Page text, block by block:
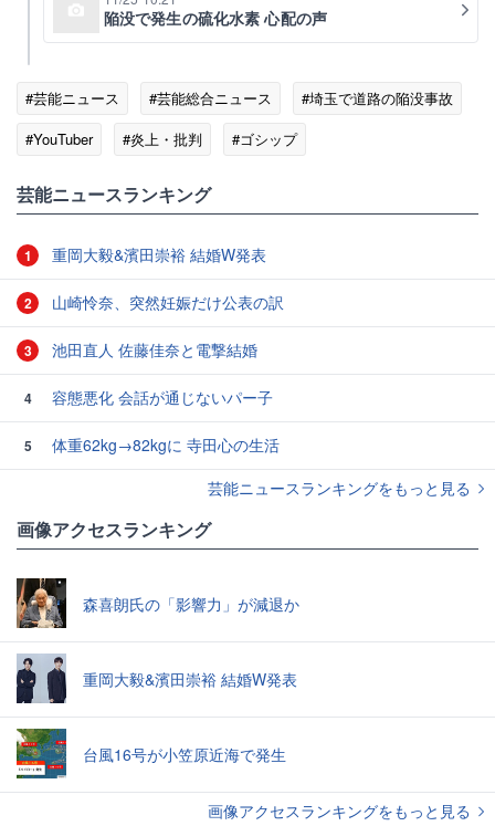
陥没で発生の硫化水素 心配の声
#芸能ニュース #芸能総合ニュース
#埼玉で道路の陥没事故
#YouTuber
#炎上・批判 #ゴシップ
芸能ニュースランキング
1 重岡大毅&濱田崇裕 結婚W発表
2 山崎怜奈、突然妊娠だけ公表の訳
3 池田直人 佐藤佳奈と電撃結婚
4 容態悪化 会話が通じないパー子
5
体重62kg→82kgに 寺田心の生活
芸能ニュースランキングをもっと見る
画像アクセスランキング
森喜朗氏の「影響力」が減退か
重岡大毅&濱田崇裕 結婚W発表
台風16号が小笠原近海で発生
画像アクセスランキングをもっと見る